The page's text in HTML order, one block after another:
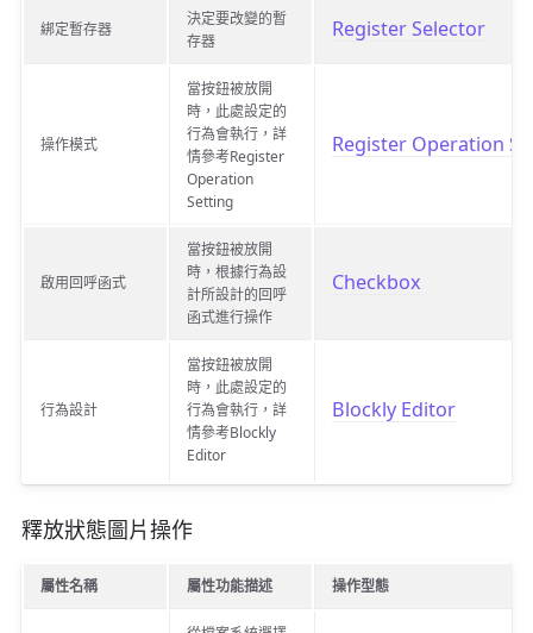
綁定暫存器
決定要改變的暫
存器
Register Selector
操作模式
當按鈕被放開
時，此處設定的
行為會執行，詳
情參考Register
Operation
Setting
Register Operation
啟用回呼函式
當按鈕被放開
時，根據行為設
計所設計的回呼
函式進行操作
Checkbox
行為設計
當按鈕被放開
時，此處設定的
行為會執行，詳
情參考Blockly
Editor
Blockly Editor
釋放狀態圖片操作
屬性名稱 屬性功能描述 操作型態